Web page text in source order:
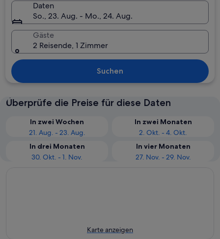
Daten
So., 23. Aug. - Mo., 24. Aug.
Gäste
2 Reisende, 1 Zimmer
Suchen
Überprüfe die Preise für diese Daten
In zwei Wochen
21. Aug. - 23. Aug.
In zwei Monaten
2. Okt. - 4. Okt.
In drei Monaten
30. Okt. - 1. Nov.
In vier Monaten
27. Nov. - 29. Nov.
Karte anzeigen